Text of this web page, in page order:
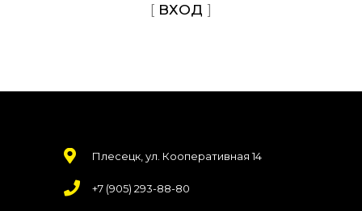
[ ВХОД ]
Плесецк, ул. Кооперативная 14
+7 (905) 293-88-80